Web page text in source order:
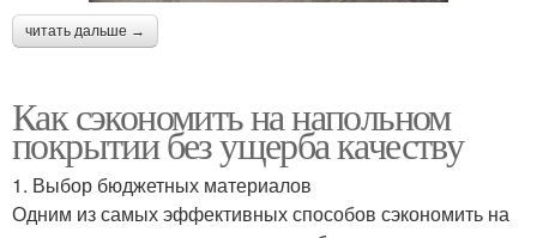
читать дальше →
Как сэкономить на напольном
покрытии без ущерба качеству
1. Выбор бюджетных материалов
Одним из самых эффективных способов сэкономить на